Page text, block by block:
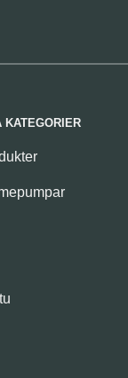
KATEGORIER